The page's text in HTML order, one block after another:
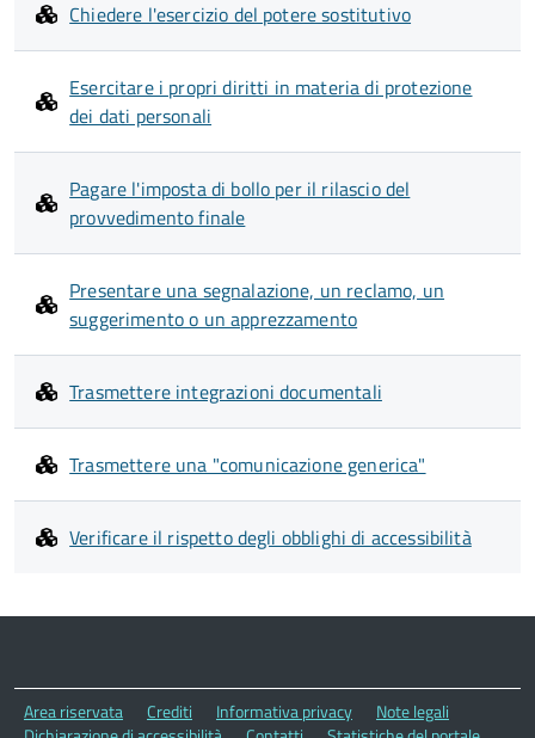
Chiedere l'esercizio del potere sostitutivo
Esercitare i propri diritti in materia di protezione
dei dati personali
Pagare l'imposta di bollo per il rilascio del
provvedimento finale
Presentare una segnalazione, un reclamo, un
suggerimento o un apprezzamento
Trasmettere integrazioni documentali
Trasmettere una "comunicazione generica"
Verificare il rispetto degli obblighi di accessibilità
Area riservata Crediti Informativa privacy
Note legali